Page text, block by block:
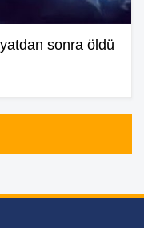
sonra öldü